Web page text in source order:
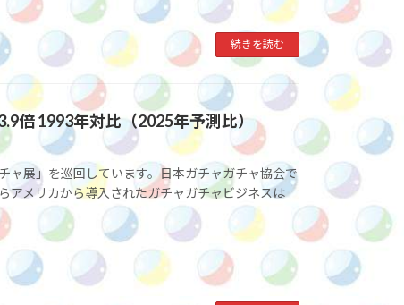
続きを読む
倍 1993年対比（2025年予測比）
ャ展」を巡回しています。日本ガチャガチャ協会で
アメリカから導入されたガチャガチャビジネスは